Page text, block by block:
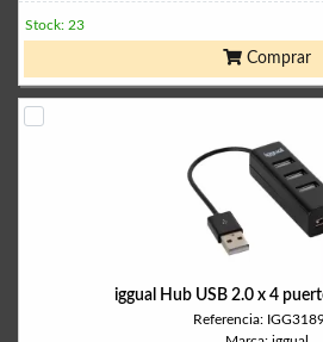
Stock: 23
Comprar
iggual Hub USB 2.0 x 4
Referencia: